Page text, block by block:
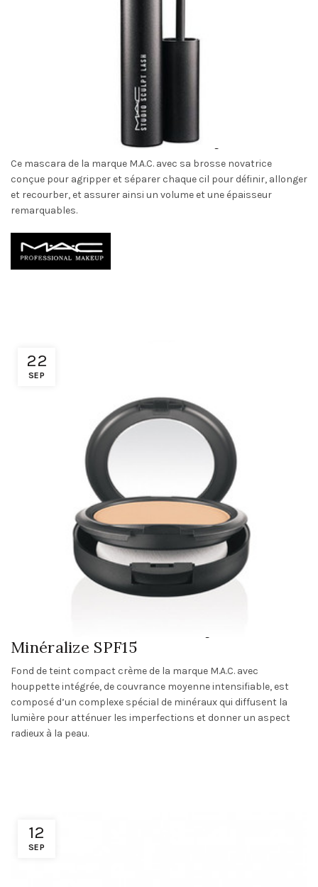
M.A.C : Mascara Studio Scilpt Lash
Ce mascara de la marque M.A.C. avec sa brosse novatrice
conçue pour agripper et séparer chaque cil pour définir, allonger
et recourber, et assurer ainsi un volume et une épaisseur
remarquables.
22
SEP
Minéralize SPF15
Fond de teint compact crème de la marque M.A.C. avec
houppette intégrée, de couvrance moyenne intensifiable, est
composé d’un complexe spécial de minéraux qui diffusent la
lumière pour atténuer les imperfections et donner un aspect
radieux à la peau.
12
SEP